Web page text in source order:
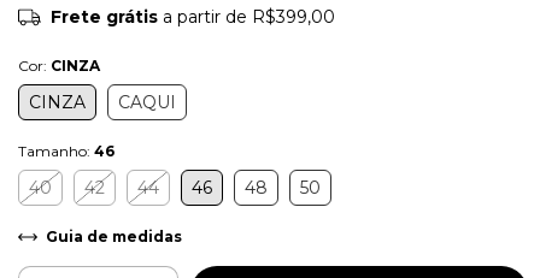
Frete grátis a partir de R$399,00
Cor: CINZA
CINZA CAQUI
Tamanho: 46
40 42 44 46 48 50
Guia de medidas